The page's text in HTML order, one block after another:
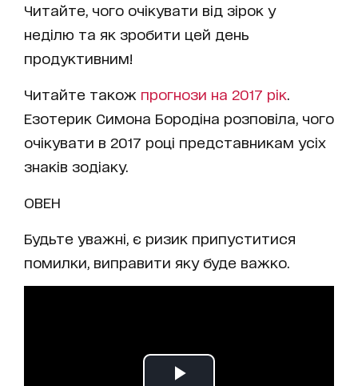
Читайте, чого очікувати від зірок у
неділю та як зробити цей день
продуктивним!
Читайте також прогнози на 2017 рік
Езотерик Симона Бородіна розповіла, чого
очікувати в 2017 році представникам усіх
знаків зодіаку.
ОВЕН
Будьте уважні, є ризик припуститися
помилки, виправити яку буде важко.